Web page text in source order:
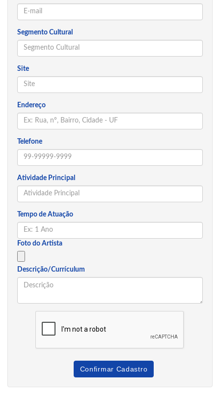
Segmento Cultural
Site
Endereço
Telefone
Atividade Principal
Tempo de Atuação
Foto do Artista
Descrição/Currículum
Confirmar Cadastro